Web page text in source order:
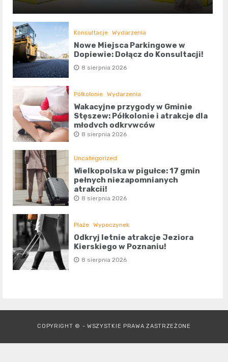
Konsultacje Wydarzenia
Nowe Miejsca Parkingowe w
Dopiewie: Dołącz do Konsultacji!
8 sierpnia 2026
Półkolonie Wydarzenia
Wakacyjne przygody w Gminie
Stęszew: Półkolonie i atrakcje dla
młodych odkrywców
8 sierpnia 2026
Uncategorized
Wielkopolska w pigułce: 17 gmin
pełnych niezapomnianych
atrakcji!
8 sierpnia 2026
Plaże Wypoczynek
Odkryj letnie atrakcje Jeziora
Kierskiego w Poznaniu!
8 sierpnia 2026
COPYRIGHT © - WSZYSTKIE PRAWA ZASTRZEŻONE